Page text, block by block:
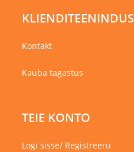
KLIENDITEENINDUS
Kontakt
Kauba tagastus
TEIE KONTO
Logi sisse/ Registreeru